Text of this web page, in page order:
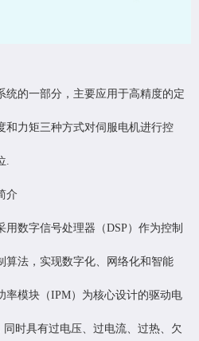
统的一部分，主要应用于高精度的定
和力矩三种方式对伺服电机进行控
.
介
用数字信号处理器（DSP）作为控制
算法，实现数字化、网络化和智能
率模块（IPM）为核心设计的驱动电
时具有过电压、过电流、过热、欠